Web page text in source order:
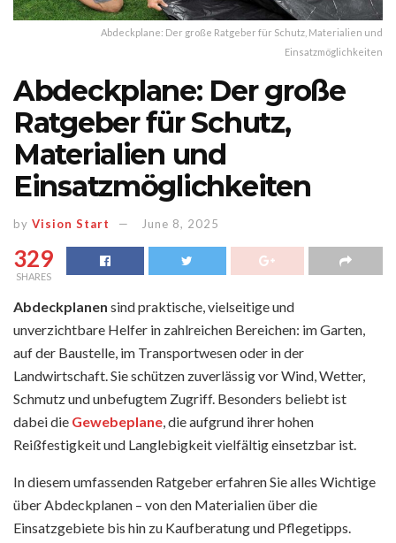
Abdeckplane: Der große Ratgeber für Schutz, Materialien und
Einsatzmöglichkeiten
Abdeckplane: Der große
Ratgeber für Schutz,
Materialien und
Einsatzmöglichkeiten
by Vision Start June 8, 2025
329
SHARES
Abdeckplanen sind praktische, vielseitige und
unverzichtbare Helfer in zahlreichen Bereichen: im Garten,
auf der Baustelle, im Transportwesen oder in der
Landwirtschaft. Sie schützen zuverlässig vor Wind, Wetter,
Schmutz und unbefugtem Zugriff. Besonders beliebt ist
dabei die Gewebeplane , die aufgrund ihrer hohen
Reißfestigkeit und Langlebigkeit vielfältig einsetzbar ist.
In diesem umfassenden Ratgeber erfahren Sie alles Wichtige
über Abdeckplanen – von den Materialien über die
Einsatzgebiete bis hin zu Kaufberatung und Pflegetipps.